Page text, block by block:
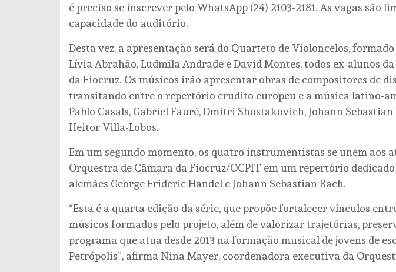
é preciso se inscrever pelo WhatsApp (24) 2103-2181. As vagas são
capacidade do auditório.
Desta vez, a apresentação será do Quarteto de Violoncelos,
Lívia Abrahão, Ludmila Andrade e David Montes, todos ex-alunos
da Fiocruz. Os músicos irão apresentar obras de compositores de
transitando entre o repertório erudito europeu e a música latino-
Pablo Casals, Gabriel Fauré, Dmitri Shostakovich, Johann Sebastian
Heitor Villa-Lobos.
Em um segundo momento, os quatro instrumentistas se unem aos
Orquestra de Câmara da Fiocruz/OCPIT em um repertório
alemães George Frideric Handel e Johann Sebastian Bach.
“Esta é a quarta edição da série, que propõe fortalecer vínculos
músicos formados pelo projeto, além de valorizar trajetórias,
programa que atua desde 2013 na formação musical de jovens de
Petrópolis”, afirma Nina Mayer, coordenadora executiva da